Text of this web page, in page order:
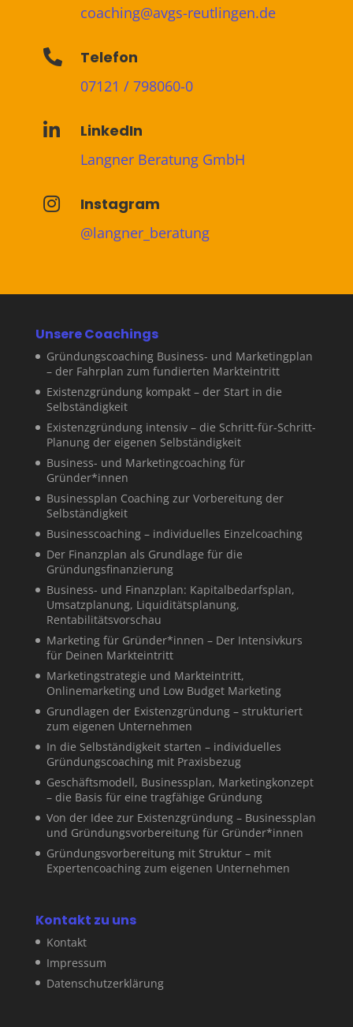
coaching@avgs-reutlingen.de
 Telefon
07121 / 798060-0
 LinkedIn
Langner Beratung GmbH
 Instagram
@langner_beratung
Unsere Coachings
Gründungscoaching Business- und Marketingplan
– der Fahrplan zum fundierten Markteintritt
Existenzgründung kompakt – der Start in die
Selbständigkeit
Existenzgründung intensiv – die Schritt-für-Schritt-
Planung der eigenen Selbständigkeit
Business- und Marketingcoaching für
Gründer*innen
Businessplan Coaching zur Vorbereitung der
Selbständigkeit
Businesscoaching – individuelles Einzelcoaching
Der Finanzplan als Grundlage für die
Gründungsfinanzierung
Business- und Finanzplan: Kapitalbedarfsplan,
Umsatzplanung, Liquiditätsplanung,
Rentabilitätsvorschau
Marketing für Gründer*innen – Der Intensivkurs
für Deinen Markteintritt
Marketingstrategie und Markteintritt,
Onlinemarketing und Low Budget Marketing
Grundlagen der Existenzgründung – strukturiert
zum eigenen Unternehmen
In die Selbständigkeit starten – individuelles
Gründungscoaching mit Praxisbezug
Geschäftsmodell, Businessplan, Marketingkonzept
– die Basis für eine tragfähige Gründung
Von der Idee zur Existenzgründung – Businessplan
und Gründungsvorbereitung für Gründer*innen
Gründungsvorbereitung mit Struktur – mit
Expertencoaching zum eigenen Unternehmen
Kontakt zu uns
Kontakt
Impressum
Datenschutzerklärung